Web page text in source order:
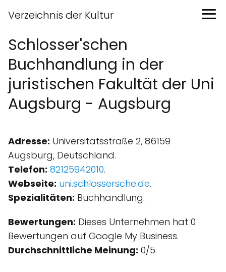
Verzeichnis der Kultur
Schlosser'schen
Buchhandlung in der
juristischen Fakultät der Uni
Augsburg - Augsburg
Adresse: Universitätsstraße 2, 86159
Augsburg, Deutschland.
Telefon: 82125942010.
Webseite: uni.schlossersche.de.
Spezialitäten: Buchhandlung.
Bewertungen: Dieses Unternehmen hat 0
Bewertungen auf Google My Business.
Durchschnittliche Meinung: 0/5.